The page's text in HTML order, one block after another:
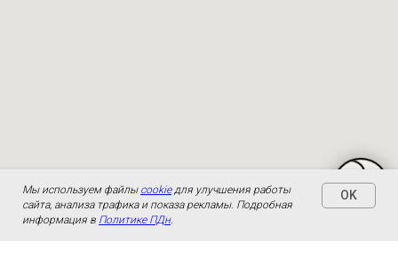
Мы используем файлы cookieдля улучшения работы
сайта, анализа трафика и показа рекламы. Подробная
информация в Политике ПДн.
OK